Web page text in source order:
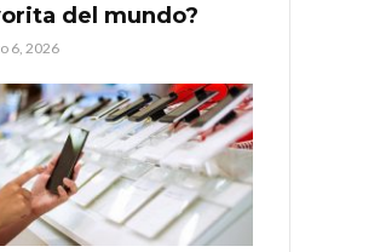
del mundo?
6, 2026